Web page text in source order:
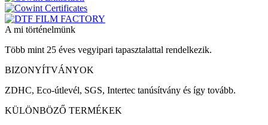
A mi történelmünk
Több mint 25 éves vegyipari tapasztalattal rendelkezik.
BIZONYÍTVÁNYOK
ZDHC, Eco-útlevél, SGS, Intertec tanúsítvány és így tovább.
KÜLÖNBÖZŐ TERMÉKEK